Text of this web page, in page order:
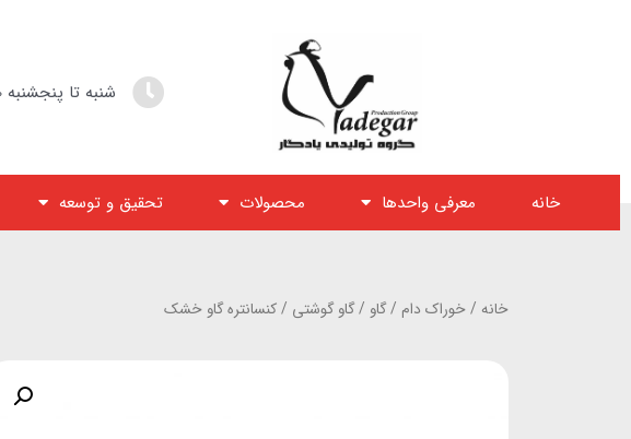
شنبه تا پنجشنبه 08:00 - 17:00
خانه معرفی واحدها محصولات تحقیق و توسعه
خانه /خوراک دام /گاو /گاو گوشتی / کنسانتره گاو خشک